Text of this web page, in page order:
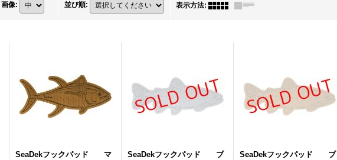
画像: 並び順: 表示方法:
SeaDekフックパッド マ
SeaDekフックパッド ブ
SeaDekフックパッド ブ